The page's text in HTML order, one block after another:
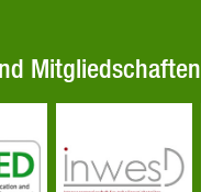
Mitgliedschaften